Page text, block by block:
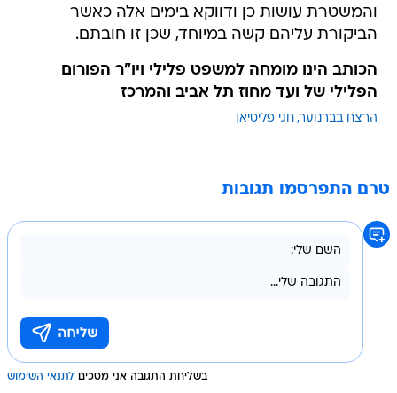
והמשטרת עושות כן ודווקא בימים אלה כאשר
הביקורת עליהם קשה במיוחד, שכן זו חובתם.
הכותב הינו מומחה למשפט פלילי ויו"ר הפורום
הפלילי של ועד מחוז תל אביב והמרכז
הרצח בברנוער חגי פליסיאן
טרם התפרסמו תגובות
בשליחת התגובה אני מסכים לתנאי השימוש